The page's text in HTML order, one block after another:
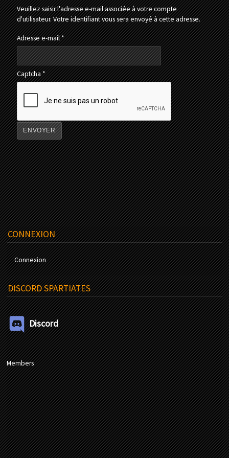
Veuillez saisir l'adresse e-mail associée à votre compte
d'utilisateur. Votre identifiant vous sera envoyé à cette adresse.
Adresse e-mail*
Captcha*
ENVOYER
CONNEXION
Connexion
DISCORD SPARTIATES
Discord
Members